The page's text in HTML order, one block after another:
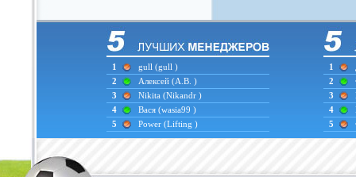
1 gull (gull )
2
Алексей (А.В. )
3
Nikita (Nikandr )
4
Вася (wasia99 )
5
Power (Lifting )
1
2
3
4
5